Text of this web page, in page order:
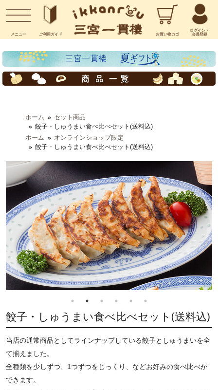
メニュー ご利用 ガイド お買い物カゴ
ログイン・
会員登録
お問い合わせ
ホーム
セット商品
餃子・しゅうまい食べ比べセット(送料込)
ホーム
オンラインショップ限定
餃子・しゅうまい食べ比べセット(送料込)
餃子・しゅうまい食べ比べセット(送料込)
当店の通常商品としてラインナップしている餃子としゅうまいを全
て揃えました。
全種類を少しずつ、1つずつをじっくり、などお好みの食べ比べが
できます。